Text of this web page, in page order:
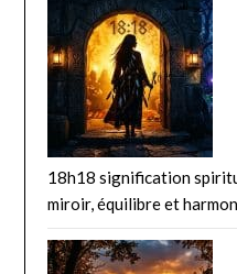
18h18 signification
miroir, équilibre et